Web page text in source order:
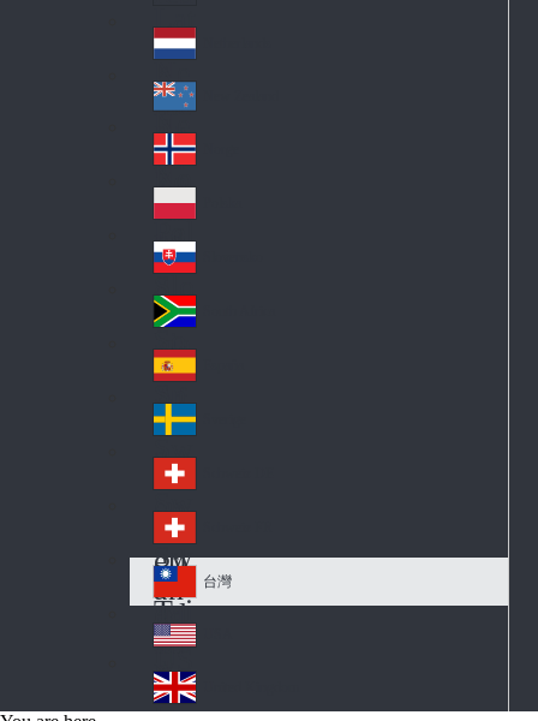
Lat
in
A
me
ric
a
Ne
the
rla
nd
s
Ne
w
Ze
ala
nd
No
rw
ay
Pol
an
d
Slo
va
kia
So
uth
Af
ric
a
Sp
ain
Sw
ed
en
Sw
itz
erl
an
d
Sw
itz
erl
an
d
Tai
wa
n
台灣
A